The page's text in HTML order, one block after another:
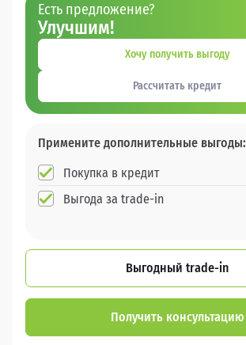
Есть предложение?
Улучшим!
Хочу получить выгоду
Рассчитать кредит
Примените дополнительные выгоды:
Покупка в кредит
Выгода за trade-in
Выгодный trade-in
Получить консультацию